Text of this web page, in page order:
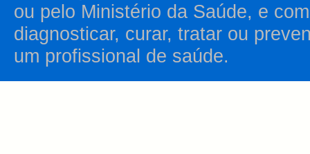
ou pelo Ministério da Saúde, e
diagnosticar, curar, tratar ou
um profissional de saúde.